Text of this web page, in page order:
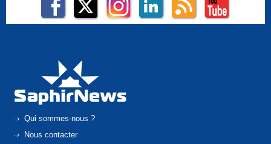
Qui sommes-nous ?
Nous contacter